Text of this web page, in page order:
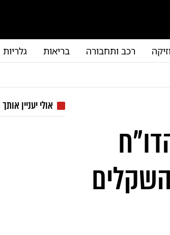
רכב ותחבורה בריאות גלריות
אולי יעניין אותך